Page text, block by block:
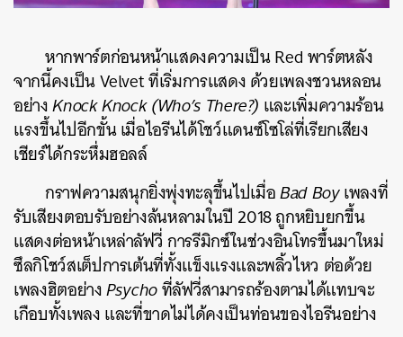
หากพาร์ตก่อนหน้าแสดงความเป็น Red พาร์ตหลัง
จากนี้คงเป็น Velvet ที่เริ่มการแสดง ด้วยเพลงชวนหลอน
อย่างKnock Knock (Who’s There?) และเพิ่มความร้อน
แรงขึ้นไปอีกขั้น เมื่อไอรีนได้โชว์แดนซ์โซโล่ที่เรียกเสียง
เชียร์ได้กระหึ่มฮอลล์
กราฟความสนุกยิ่งพุ่งทะลุขึ้นไปเมื่อBad Boyเพลงที่
รับเสียงตอบรับอย่างล้นหลามในปี 2018 ถูกหยิบยกขึ้น
แสดงต่อหน้าเหล่าลัฟวี่ การรีมิกซ์ในช่วงอินโทรขึ้นมาใหม่
ซึลกิโชว์สเต็ปการเต้นที่ทั้งแข็งแรงและพลิ้วไหว ต่อด้วย
เพลงฮิตอย่างPsychoที่ลัฟวี่สามารถร้องตามได้แทบจะ
เกือบทั้งเพลง และที่ขาดไม่ได้คงเป็นท่อนของไอรีนอย่าง